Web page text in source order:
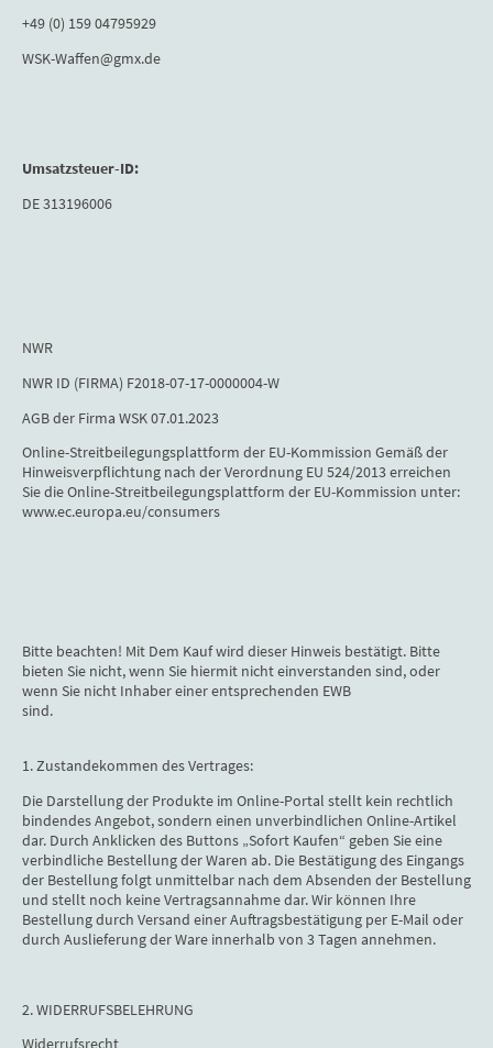
+49 (0) 159 04795929
WSK-Waffen@gmx.de
Umsatzsteuer-ID:
DE 313196006
NWR
NWR ID (FIRMA) F2018-07-17-0000004-W
AGB der Firma WSK 07.01.2023
Online-Streitbeilegungsplattform der EU-Kommission Gemäß der
Hinweisverpflichtung nach der Verordnung EU 524/2013 erreichen
Sie die Online-Streitbeilegungsplattform der EU-Kommission unter:
www.ec.europa.eu/consumers
Bitte beachten! Mit Dem Kauf wird dieser Hinweis bestätigt. Bitte
bieten Sie nicht, wenn Sie hiermit nicht einverstanden sind, oder
wenn Sie nicht Inhaber einer entsprechenden EWB
sind.
1. Zustandekommen des Vertrages:
Die Darstellung der Produkte im Online-Portal stellt kein rechtlich
bindendes Angebot, sondern einen unverbindlichen Online-Artikel
dar. Durch Anklicken des Buttons „Sofort Kaufen“ geben Sie eine
verbindliche Bestellung der Waren ab. Die Bestätigung des Eingangs
der Bestellung folgt unmittelbar nach dem Absenden der Bestellung
und stellt noch keine Vertragsannahme dar. Wir können Ihre
Bestellung durch Versand einer Auftragsbestätigung per E-Mail oder
durch Auslieferung der Ware innerhalb von 3 Tagen annehmen.
2. WIDERRUFSBELEHRUNG
Widerrufsrecht